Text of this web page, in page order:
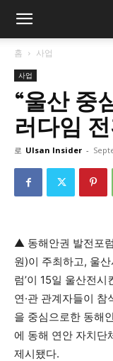
홈 사업
사업
“울산 중
러다임
로 Ulsan Insider -
▲ 동해안권 발전포
원)이 주최하고, 울
럼’이 15일 울산전시
연·관 관계자들이
을 중심으로한 동해
에 동해 연안 자치단
제시됐다.